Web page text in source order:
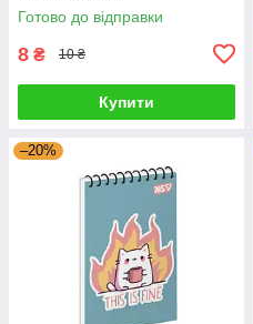
Готово до відправки
8 ₴ 10 ₴
Купити
–20%